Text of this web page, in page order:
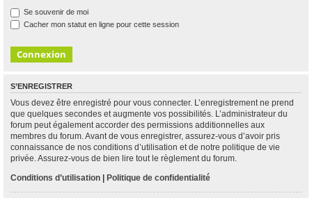
Se souvenir de moi
Cacher mon statut en ligne pour cette session
S’ENREGISTRER
Vous devez être enregistré pour vous connecter. L’enregistrement ne prend
que quelques secondes et augmente vos possibilités. L’administrateur du
forum peut également accorder des permissions additionnelles aux
membres du forum. Avant de vous enregistrer, assurez-vous d’avoir pris
connaissance de nos conditions d’utilisation et de notre politique de vie
privée. Assurez-vous de bien lire tout le règlement du forum.
Conditions d’utilisation | Politique de confidentialité